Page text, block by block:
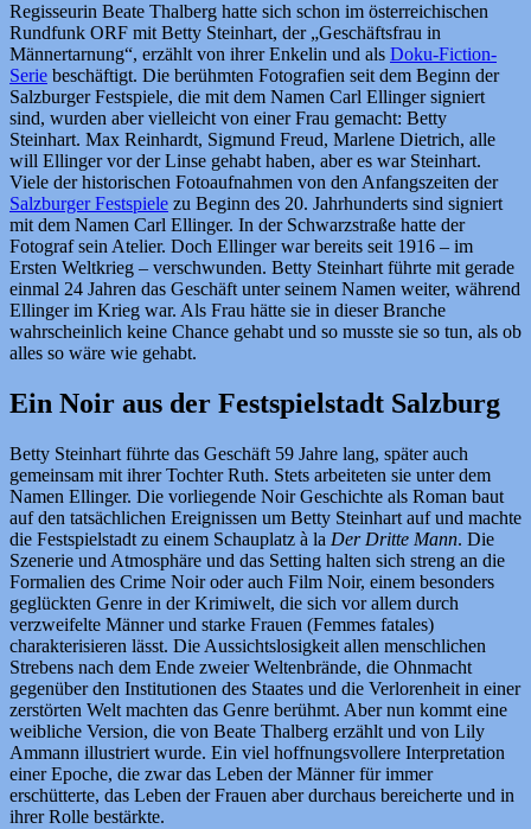
Regisseurin Beate Thalberg hatte sich schon im österreichischen
Rundfunk ORF mit Betty Steinhart, der „Geschäftsfrau in
Männertarnung“, erzählt von ihrer Enkelin und als Doku-Fiction-
Serie beschäftigt. Die berühmten Fotografien seit dem Beginn der
Salzburger Festspiele, die mit dem Namen Carl Ellinger signiert
sind, wurden aber vielleicht von einer Frau gemacht: Betty
Steinhart. Max Reinhardt, Sigmund Freud, Marlene Dietrich, alle
will Ellinger vor der Linse gehabt haben, aber es war Steinhart.
Viele der historischen Fotoaufnahmen von den Anfangszeiten der
Salzburger Festspiele zu Beginn des 20. Jahrhunderts sind signiert
mit dem Namen Carl Ellinger. In der Schwarzstraße hatte der
Fotograf sein Atelier. Doch Ellinger war bereits seit 1916 – im
Ersten Weltkrieg – verschwunden. Betty Steinhart führte mit gerade
einmal 24 Jahren das Geschäft unter seinem Namen weiter, während
Ellinger im Krieg war. Als Frau hätte sie in dieser Branche
wahrscheinlich keine Chance gehabt und so musste sie so tun, als ob
alles so wäre wie gehabt.
Ein Noir aus der Festspielstadt Salzburg
Betty Steinhart führte das Geschäft 59 Jahre lang, später auch
gemeinsam mit ihrer Tochter Ruth. Stets arbeiteten sie unter dem
Namen Ellinger. Die vorliegende Noir Geschichte als Roman baut
auf den tatsächlichen Ereignissen um Betty Steinhart auf und machte
die Festspielstadt zu einem Schauplatz à la Der Dritte Mann. Die
Szenerie und Atmosphäre und das Setting halten sich streng an die
Formalien des Crime Noir oder auch Film Noir, einem besonders
geglückten Genre in der Krimiwelt, die sich vor allem durch
verzweifelte Männer und starke Frauen (Femmes fatales)
charakterisieren lässt. Die Aussichtslosigkeit allen menschlichen
Strebens nach dem Ende zweier Weltenbrände, die Ohnmacht
gegenüber den Institutionen des Staates und die Verlorenheit in einer
zerstörten Welt machten das Genre berühmt. Aber nun kommt eine
weibliche Version, die von Beate Thalberg erzählt und von Lily
Ammann illustriert wurde. Ein viel hoffnungsvollere Interpretation
einer Epoche, die zwar das Leben der Männer für immer
erschütterte, das Leben der Frauen aber durchaus bereicherte und in
ihrer Rolle bestärkte.